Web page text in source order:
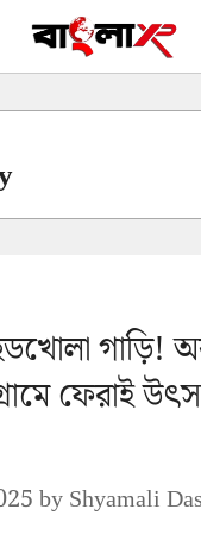
গাড়ি!
ফেরাই
byShyamali Das